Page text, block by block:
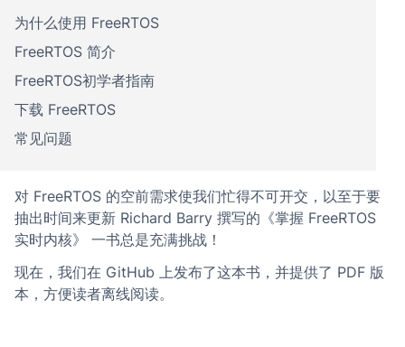
为什么使用 FreeRTOS
FreeRTOS 简介
FreeRTOS初学者指南
下载 FreeRTOS
常见问题
对 FreeRTOS 的空前需求使我们忙得不可开交，以至于要
抽出时间来更新 Richard Barry 撰写的《掌握 FreeRTOS
实时内核》 一书总是充满挑战！
现在，我们在 GitHub 上发布了这本书，并提供了 PDF 版
本，方便读者离线阅读。